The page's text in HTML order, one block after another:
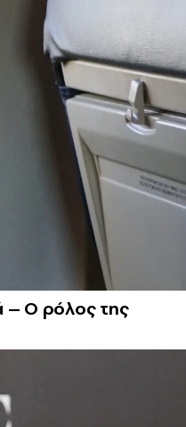
– Ο ρόλος της